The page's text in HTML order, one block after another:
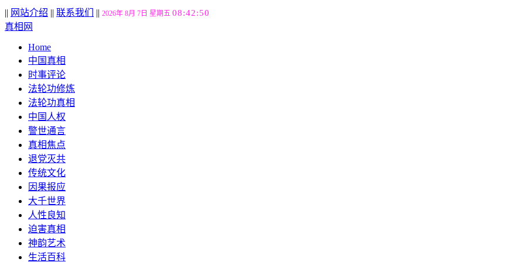
|| 网站介绍 || 联系我们 || 2026年 8月 7日 星期五 08:42:51
真相网
Home
中国真相
时事评论
法轮功修炼
法轮功真相
中国人权
警世通言
真相焦点
退党灭共
传统文化
因果报应
大千世界
人性良知
迫害真相
神韵艺术
生活百科